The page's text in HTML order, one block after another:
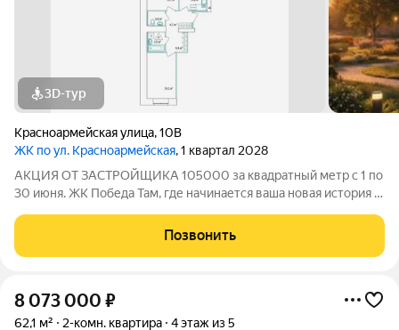
3D-тур
Красноармейская улица,10В
ЖК по ул. Красноармейская, 1 квартал 2028
АКЦИЯ ОТ ЗАСТРОЙЩИКА 105000 за квадратный метр с 1 по
30 июня. ЖК Победа Там, где начинается ваша новая история 1.
современный 5-этажный кирпичный дом на 49 квартир,
созданный в формате уютного
Позвонить
8 073 000 ₽
62,1 м² 2-комн. квартира 4 этаж из 5